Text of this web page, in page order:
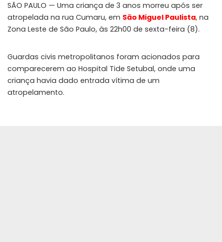
SÃO PAULO — Uma criança de 3 anos morreu após ser
atropelada na rua Cumaru, em São Miguel Paulista, na
Zona Leste de São Paulo, às 22h00 de sexta-feira (8).
Guardas civis metropolitanos foram acionados para
comparecerem ao Hospital Tide Setubal, onde uma
criança havia dado entrada vítima de um
atropelamento.